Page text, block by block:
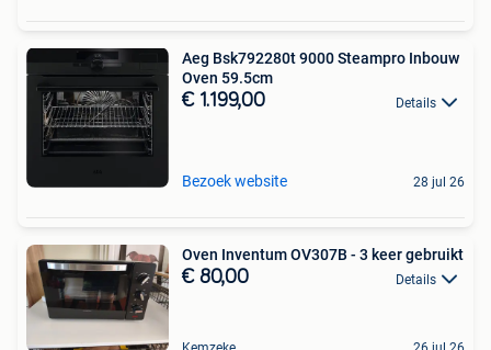
Aeg Bsk792280t 9000 Steampro Inbouw
Oven 59.5cm
€ 1.199,00 Details
Bezoek website 28 jul 26
Oven Inventum OV307B - 3 keer gebruikt
€ 80,00 Details